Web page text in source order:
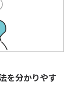
を分かりやす